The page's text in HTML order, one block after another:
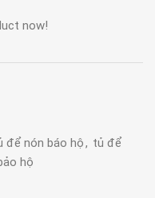
now!
để nón báo hộ, tủ để
hộ